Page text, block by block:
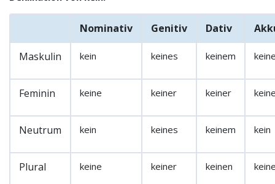
Nominativ Genitiv Dativ
Maskulin kein keines keinem
Feminin keine keiner keiner
Neutrum kein keines keinem kein
Plural keine keiner keinen